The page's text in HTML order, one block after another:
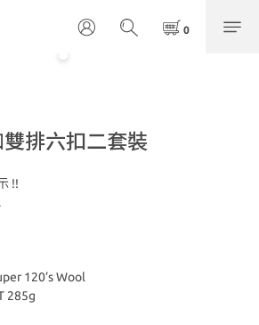
雙排六扣二套裝
!!
120’s Wool
285g